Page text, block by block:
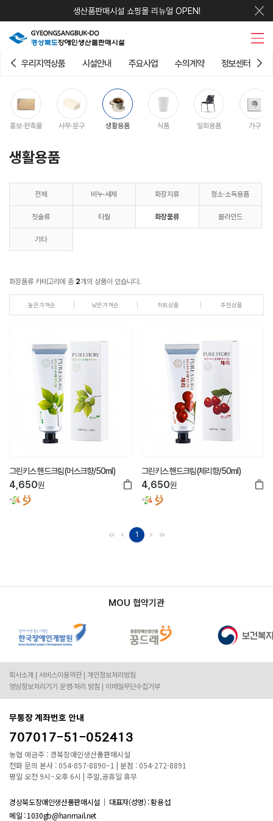
생산품판매시설 쇼핑몰 리뉴얼 OPEN!
우리지역상품 시설안내 주요사업 수의계약 정보센터
홍보·판촉물 사무·문구 생활용품 식품 일회용품 가구
생활용품
전체 비누·세제 화장지류 청소·소독용품
칫솔류 타월 화장품류 블라인드
기타
화장품류 카테고리에 총 2개의 상품이 있습니다.
높은가격순 낮은가격순 히트상품 추천상품
그린키스 핸드크림(머스크향/50ml)
4,650원
그린키스 핸드크림(체리향/50ml)
4,650원
1
MOU 협약기관
회사소개 서비스이용약관
개인정보처리방침
영상정보처리기기 운영·처리 방침
이메일무단수집거부
무통장 계좌번호 안내
707017-51-052413
농협 예금주 : 경북장애인생산품판매시설
전화 문의 본사 : 054-857-8890~1 | 분점 : 054-272-8891
평일 오전 9시~오후 6시 | 주말,공휴일 휴무
경상북도장애인생산품판매시설
대표자(성명) : 황용섭
메일 : 1030gb@hanmail.net